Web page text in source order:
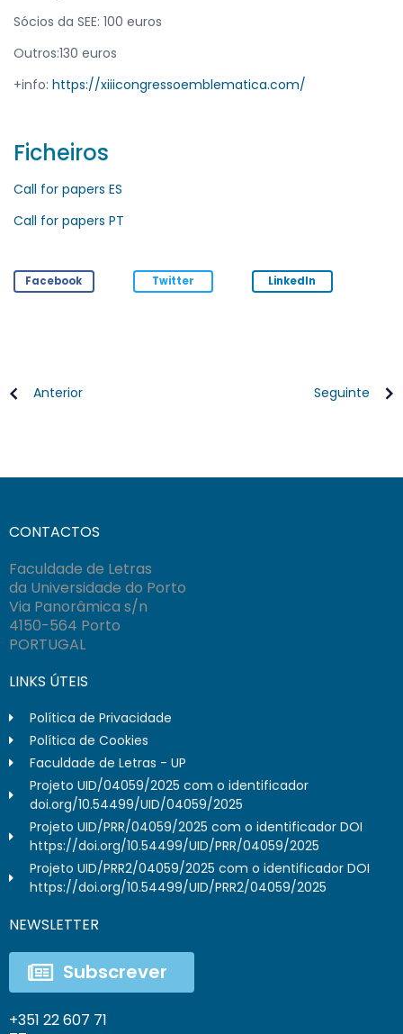
Sócios da SEE: 100 euros
Outros:130 euros
+info: https://xiiicongressoemblematica.com/
Ficheiros
Call for papers ES
Call for papers PT
Facebook Twitter LinkedIn
Anterior Seguinte
CONTACTOS
Faculdade de Letras
da Universidade do Porto
Via Panorâmica s/n
4150-564 Porto
PORTUGAL
LINKS ÚTEIS
Política de Privacidade
Política de Cookies
Faculdade de Letras - UP
Projeto UID/04059/2025 com o identificador
doi.org/10.54499/UID/04059/2025
Projeto UID/PRR/04059/2025 com o identificador DOI
https://doi.org/10.54499/UID/PRR/04059/2025
Projeto UID/PRR2/04059/2025 com o identificador DOI
https://doi.org/10.54499/UID/PRR2/04059/2025
NEWSLETTER
Subscrever
+351 22 607 71